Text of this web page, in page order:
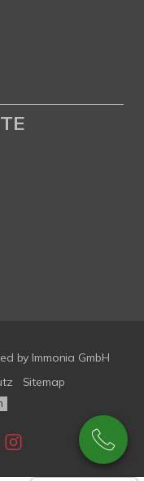
by Immonia GmbH
Sitemap